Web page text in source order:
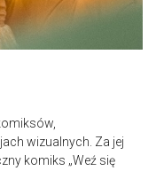
wizualnych. Za jej
komiks „Weź się